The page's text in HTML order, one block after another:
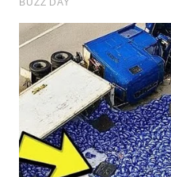
WN
NATUNA
WN
BINTAN
WN
MANDALIKA